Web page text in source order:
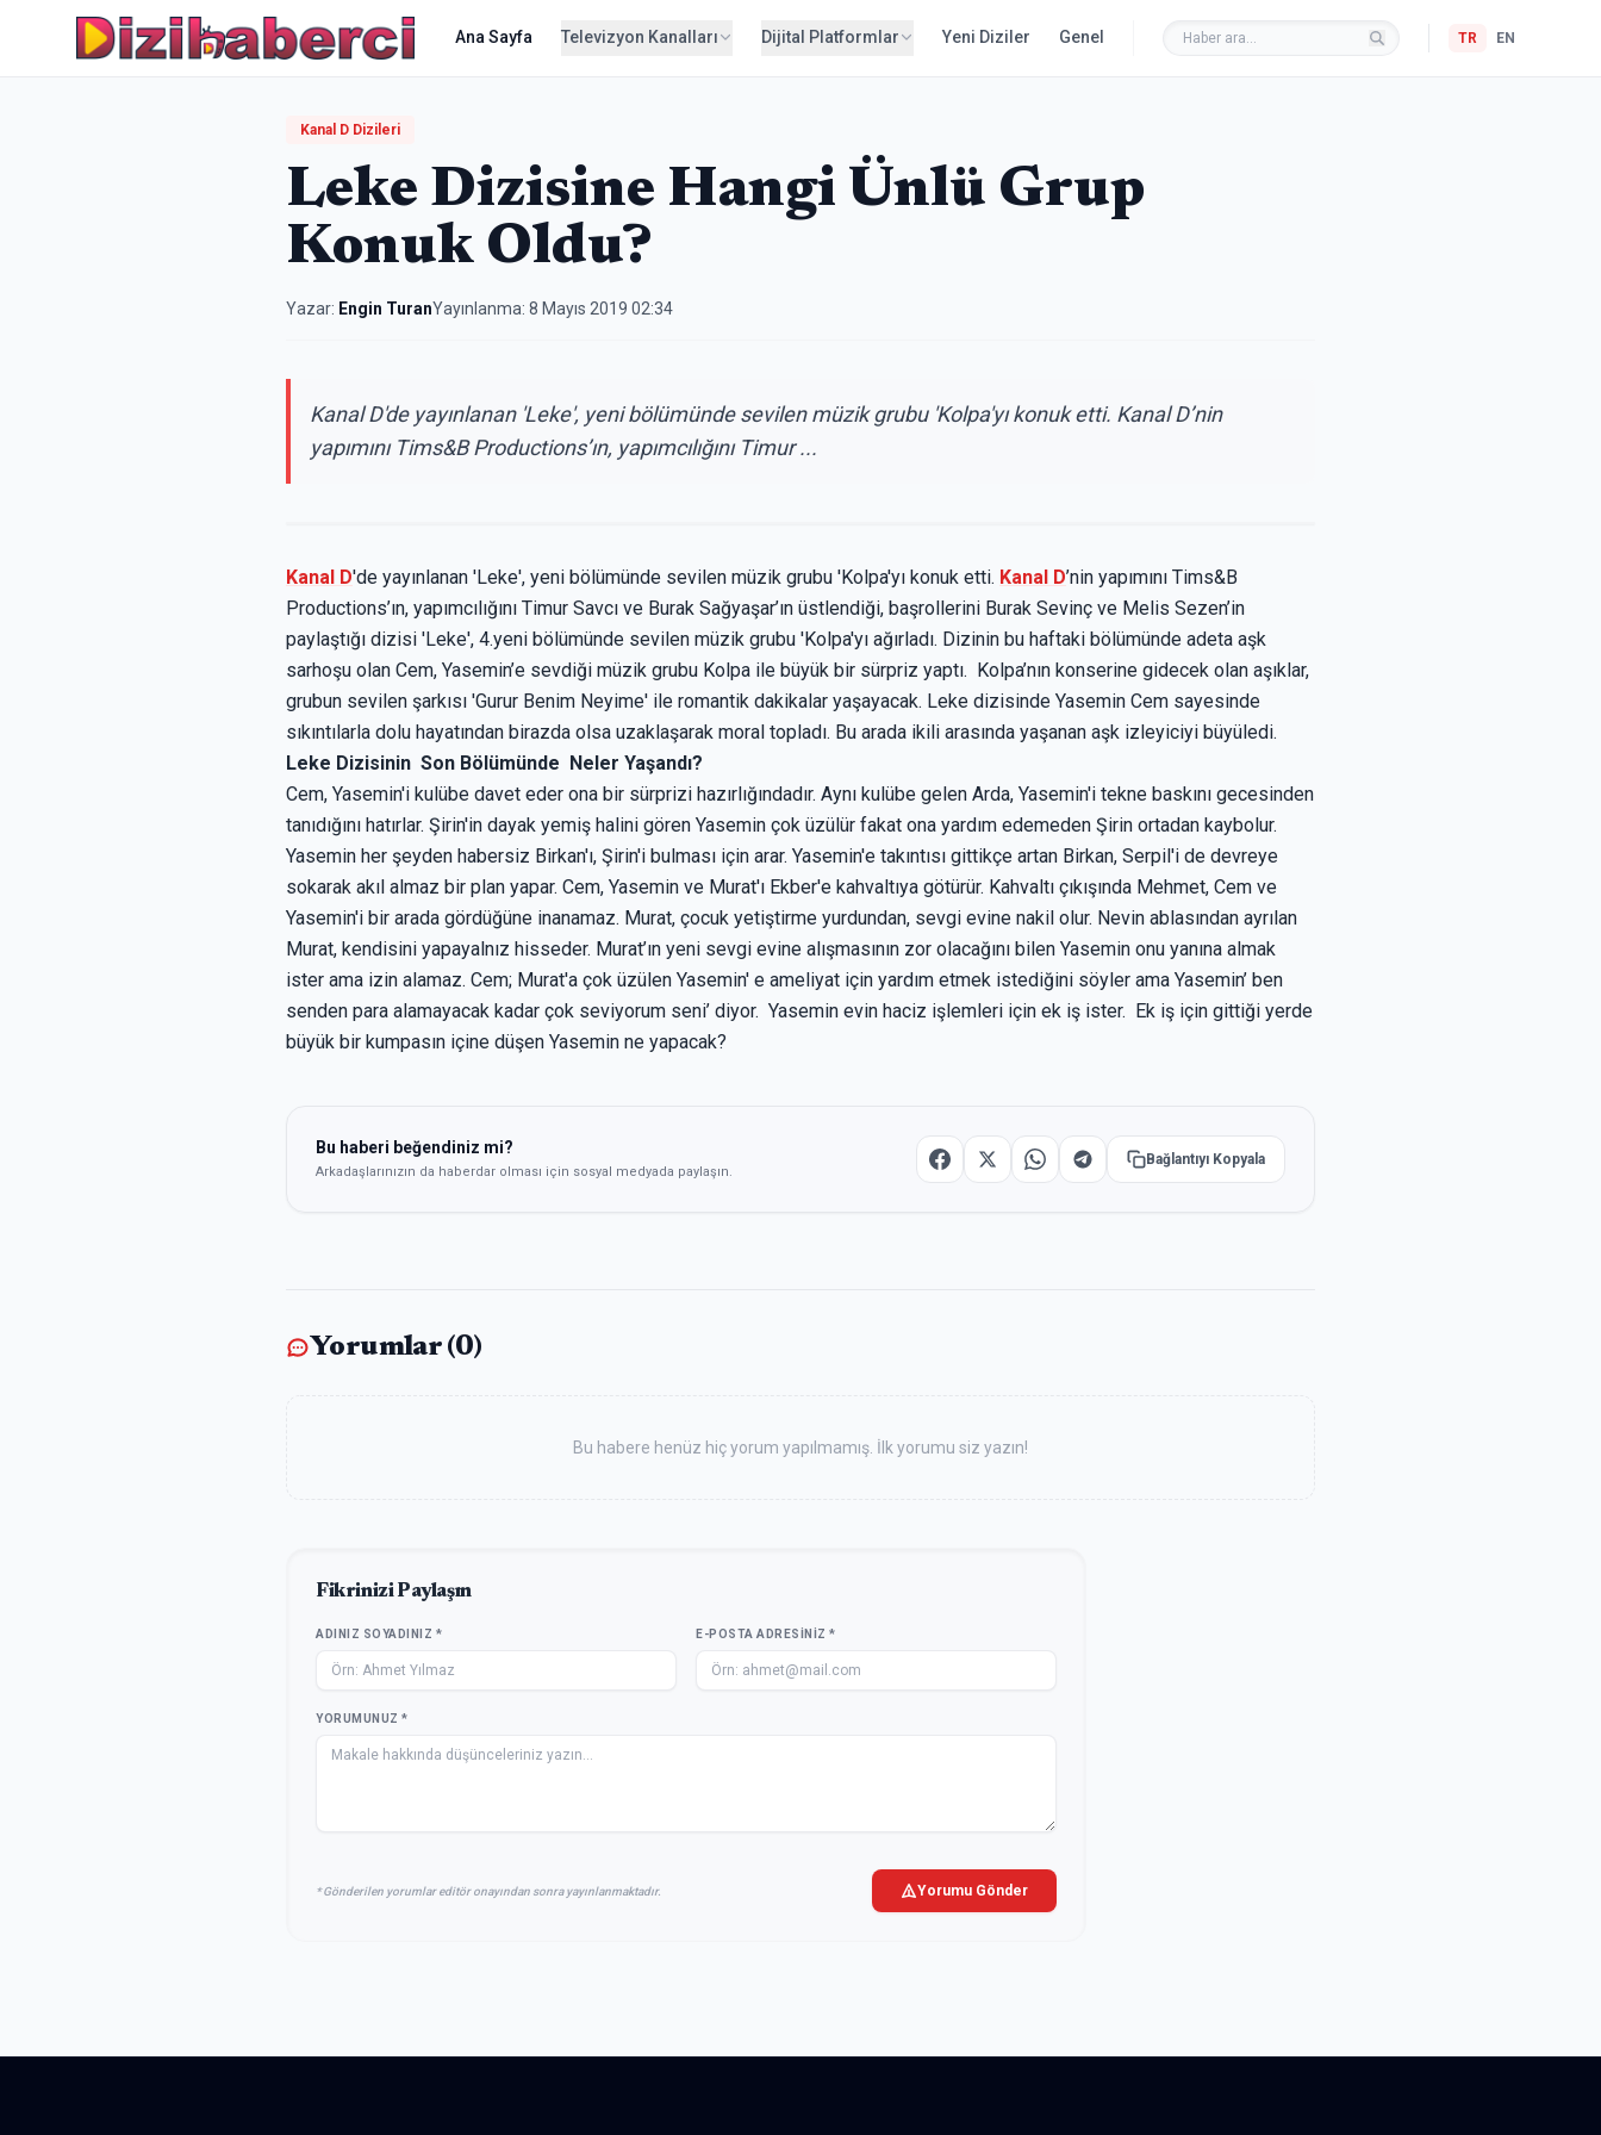
Ana Sayfa Televizyon Kanalları Dijital Platformlar Yeni Diziler Genel TR EN
Kanal D Dizileri
Leke Dizisine Hangi Ünlü Grup
Konuk Oldu?
Yazar: Engin TuranYayınlanma: 8 Mayıs 2019 02:34
Kanal D'de yayınlanan 'Leke', yeni bölümünde sevilen müzik grubu 'Kolpa'yı konuk etti. Kanal D’nin
yapımını Tims&B Productions’ın, yapımcılığını Timur ...
Kanal D'de yayınlanan 'Leke', yeni bölümünde sevilen müzik grubu 'Kolpa'yı konuk etti. Kanal D’nin yapımını Tims&B
Productions’ın, yapımcılığını Timur Savcı ve Burak Sağyaşar’ın üstlendiği, başrollerini Burak Sevinç ve Melis Sezen’in
paylaştığı dizisi 'Leke', 4.yeni bölümünde sevilen müzik grubu 'Kolpa'yı ağırladı. Dizinin bu haftaki bölümünde adeta aşk
sarhoşu olan Cem, Yasemin’e sevdiği müzik grubu Kolpa ile büyük bir sürpriz yaptı. Kolpa’nın konserine gidecek olan aşıklar,
grubun sevilen şarkısı 'Gurur Benim Neyime' ile romantik dakikalar yaşayacak. Leke dizisinde Yasemin Cem sayesinde
sıkıntılarla dolu hayatından birazda olsa uzaklaşarak moral topladı. Bu arada ikili arasında yaşanan aşk izleyiciyi büyüledi.
Leke Dizisinin Son Bölümünde Neler Yaşandı?
Cem, Yasemin'i kulübe davet eder ona bir sürprizi hazırlığındadır. Aynı kulübe gelen Arda, Yasemin'i tekne baskını gecesinden
tanıdığını hatırlar. Şirin'in dayak yemiş halini gören Yasemin çok üzülür fakat ona yardım edemeden Şirin ortadan kaybolur.
Yasemin her şeyden habersiz Birkan'ı, Şirin'i bulması için arar. Yasemin'e takıntısı gittikçe artan Birkan, Serpil'i de devreye
sokarak akıl almaz bir plan yapar. Cem, Yasemin ve Murat'ı Ekber'e kahvaltıya götürür. Kahvaltı çıkışında Mehmet, Cem ve
Yasemin'i bir arada gördüğüne inanamaz. Murat, çocuk yetiştirme yurdundan, sevgi evine nakil olur. Nevin ablasından ayrılan
Murat, kendisini yapayalnız hisseder. Murat’ın yeni sevgi evine alışmasının zor olacağını bilen Yasemin onu yanına almak
ister ama izin alamaz. Cem; Murat'a çok üzülen Yasemin' e ameliyat için yardım etmek istediğini söyler ama Yasemin’ ben
senden para alamayacak kadar çok seviyorum seni’ diyor. Yasemin evin haciz işlemleri için ek iş ister. Ek iş için gittiği yerde
büyük bir kumpasın içine düşen Yasemin ne yapacak?
Bu haberi beğendiniz mi?
Arkadaşlarınızın da haberdar olması için sosyal medyada paylaşın.
Bağlantıyı Kopyala
Yorumlar (0)
Bu habere henüz hiç yorum yapılmamış. İlk yorumu siz yazın!
Fikrinizi Paylaşın
ADINIZ SOYADINIZ * E-POSTA ADRESINIZ *
YORUMUNUZ *
* Gönderilen yorumlar editör onayından sonra yayınlanmaktadır. Yorumu Gönder